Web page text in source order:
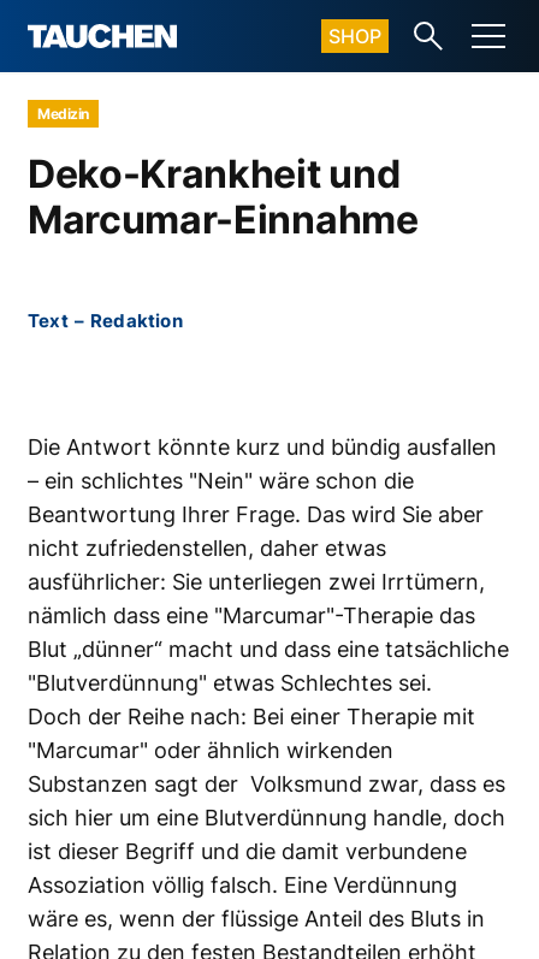
SHOP
Medizin
Deko-Krankheit und
Marcumar-Einnahme
Text – Redaktion
Die Antwort könnte kurz und bündig ausfallen
– ein schlichtes "Nein" wäre schon die
Beantwortung Ihrer Frage. Das wird Sie aber
nicht zufriedenstellen, daher etwas
ausführlicher: Sie unterliegen zwei Irrtümern,
nämlich dass eine "Marcumar"-Therapie das
Blut „dünner“ macht und dass eine tatsächliche
"Blutverdünnung" etwas Schlechtes sei.
Doch der Reihe nach: Bei einer Therapie mit
"Marcumar" oder ähnlich wirkenden
Substanzen sagt der Volksmund zwar, dass es
sich hier um eine Blutverdünnung handle, doch
ist dieser Begriff und die damit verbundene
Assoziation völlig falsch. Eine Verdünnung
wäre es, wenn der flüssige Anteil des Bluts in
Relation zu den festen Bestandteilen erhöht